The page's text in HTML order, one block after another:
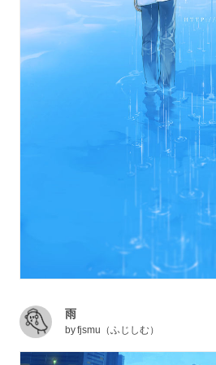
雨
byfjsmu（ふじしむ）